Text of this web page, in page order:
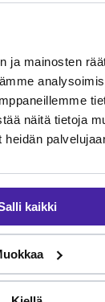
ja mainosten
näitä tietoja
kaikki
vaihtoehto,
edullisemmin.